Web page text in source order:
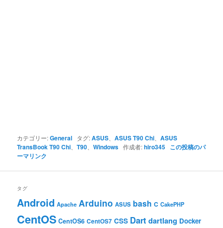
カテゴリー:General タグ:ASUS 、ASUS T90 Chi 、ASUS
TransBook T90 Chi 、T90 、Windows 作成者:hiro345 この投稿のパ
ーマリンク
タグ
Android Apache Arduino ASUS bash C CakePHP
CentOS CentOS6 CentOS7 CSS Dart dartlang Docker